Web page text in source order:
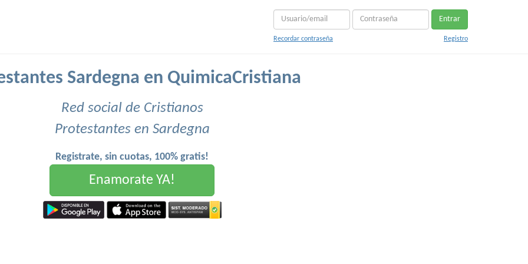
Entrar
Recordar contraseña Registro
Sardegna en QuimicaCristiana
Red social de Cristianos
Protestantes en Sardegna
Registrate, sin cuotas, 100% gratis!
Enamorate YA!